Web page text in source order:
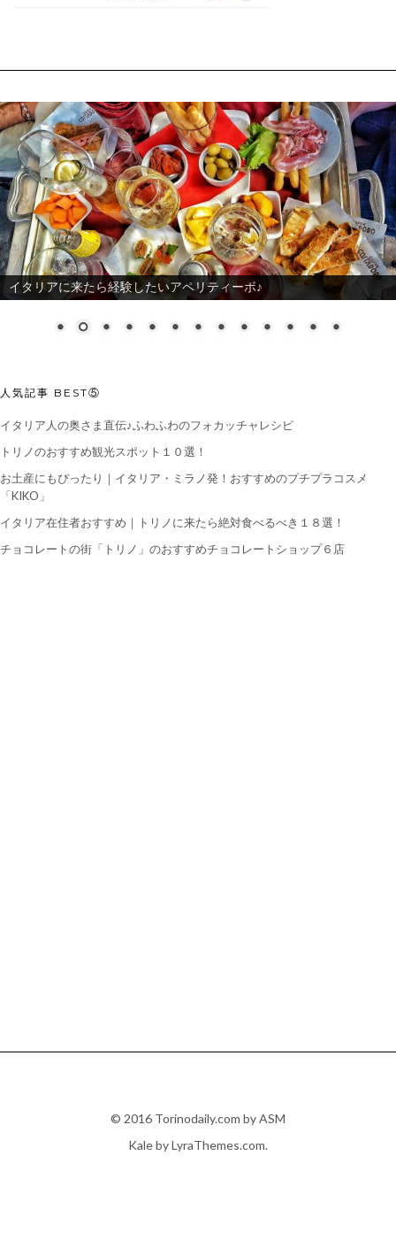
イタリアに来たら経験したいアペリティーボ♪
人気記事 BEST⑤
イタリア人の奥さま直伝♪ふわふわのフォカッチャレシピ
トリノのおすすめ観光スポット１０選！
お土産にもぴったり｜イタリア・ミラノ発！おすすめのプチプラコスメ
「KIKO」
イタリア在住者おすすめ｜トリノに来たら絶対食べるべき１８選！
チョコレートの街「トリノ」のおすすめチョコレートショップ６店
© 2016 Torinodaily.com by ASM
Kaleby LyraThemes.com.